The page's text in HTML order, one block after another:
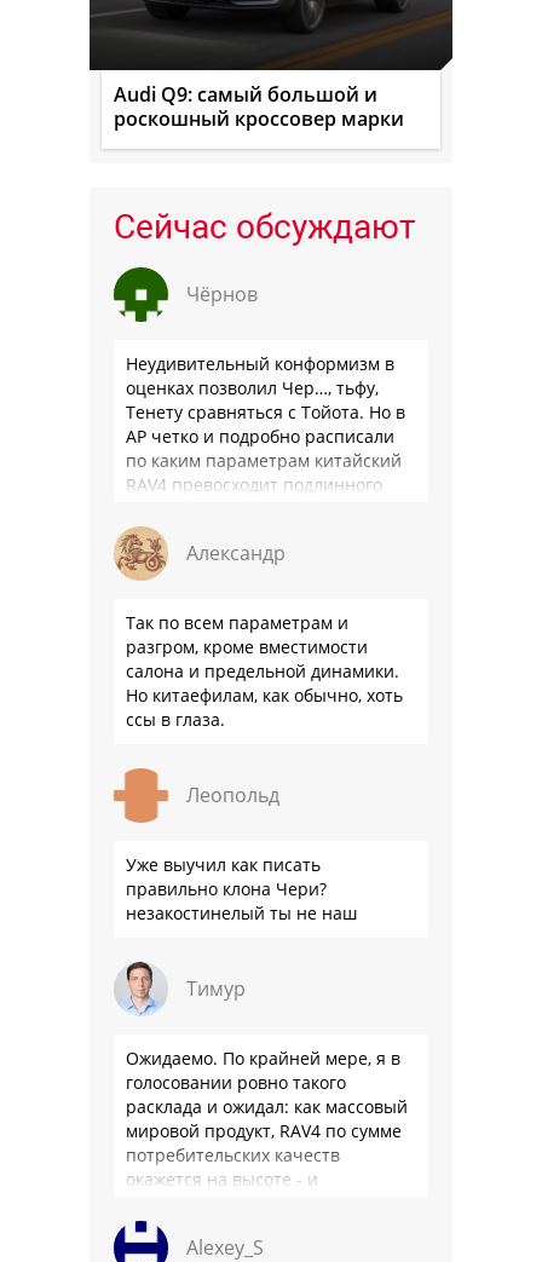
Audi Q9: самый большой и
роскошный кроссовер марки
Сейчас обсуждают
Чёрнов
Неудивительный конформизм в
оценках позволил Чер…, тьфу,
Тенету сравняться с Тойота. Но в
АР четко и подробно расписали
по каким параметрам китайский
RAV4 превосходит подлинного
подвеска едет ровно и приятно …
Александр
Так по всем параметрам и
разгром, кроме вместимости
салона и предельной динамики.
Но китаефилам, как обычно, хоть
ссы в глаза.
Леопольд
Уже выучил как писать
правильно клона Чери?
незакостинелый ты не наш
Тимур
Ожидаемо. По крайней мере, я в
голосовании ровно такого
расклада и ожидал: как массовый
мировой продукт, RAV4 по сумме
потребительских качеств
окажется на высоте - и
такое слово …
Alexey_S